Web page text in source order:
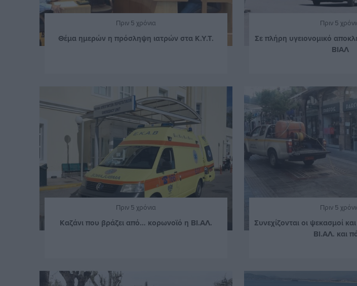
Πριν 5 χρόνια
Θέμα ημερών η πρόσληψη ιατρών στα Κ.Υ.Τ.
Πριν 5
Σε πλήρη υγειονομικό
ΒΙΑΛ
Πριν 5 χρόνια
Καζάνι που βράζει από… κορωνοϊό η ΒΙ.ΑΛ.
Πριν 5
Συνεχίζονται οι ψεκασμοί
ΒΙ.ΑΛ. και